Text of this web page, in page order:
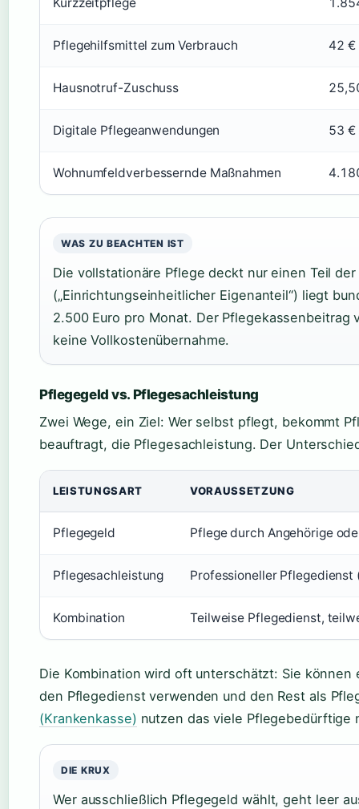
Pflegehilfsmittel zum Verbrauch 42 €
Hausnotruf-Zuschuss
Digitale Pflegeanwendungen 53 €
Wohnumfeldverbessernde Maßnahmen
WAS ZU BEACHTEN IST
Die vollstationäre Pflege deckt nur einen Teil
(„Einrichtungseinheitlicher Eigenanteil“) liegt
2.500 Euro pro Monat. Der Pflegekassenbeitrag
keine Vollkostenübernahme.
Pflegegeld vs. Pflegesachleistung
Zwei Wege, ein Ziel: Wer selbst pflegt, bekommt
beauftragt, die Pflegesachleistung. Der
LEISTUNGSART VORAUSSETZUNG
Pflegegeld Pflege durch Angehörige
Pflegesachleistung Professioneller Pflegedienst
Kombination Teilweise Pflegedienst,
Die Kombination wird oft unterschätzt: Sie
den Pflegedienst verwenden und den Rest als
(Krankenkasse) nutzen das viele Pflegebedürftige
DIE KRUX
Wer ausschließlich Pflegegeld wählt, geht leer